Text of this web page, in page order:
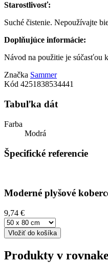
Starostlivosť:
Suché čistenie. Nepoužívajte
Doplňujúce informácie:
Návod na použitie je súčasťou
Značka Sammer
Kód 4251838534441
Tabuľka dát
Farba
Modrá
Špecifické referencie
Moderné plyšové
9,74 €
Vložiť do košíka
Produkty v